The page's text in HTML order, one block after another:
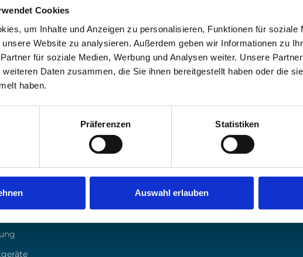
Cookies
um Inhalte und Anzeigen zu personalisieren, Funktionen für soziale
unsere Website zu analysieren. Außerdem geben wir Informationen zu
für soziale Medien, Werbung und Analysen weiter. Unsere
Daten zusammen, die Sie ihnen bereitgestellt haben oder die
haben.
Präferenzen Statistiken
Auswahl erlauben
erfahren? Hier Kontakt aufnehmen.
Ver­pa­ckung Direkt
Bat­te­rie Direkt
Containerbestellung24
Kun­den­por­tal
Ent­sor­ger­por­tal